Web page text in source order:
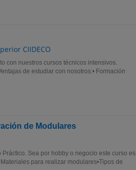
CIIDECO
con nuestros cursos técnicos intensivos.
de estudiar con nosotros:• Formación
de Modulares
Sea por hobby o negocio este curso es
para realizar modulares•Tipos de